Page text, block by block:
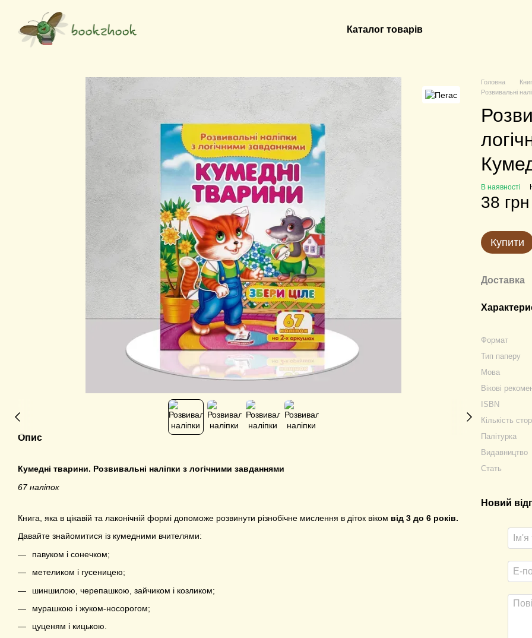
Каталог товарів
Опис
Кумедні тварини. Розвивальні наліпки з логічними завданнями
67 наліпок
Книга, яка в цікавій та лаконічній формі допоможе розвинути різнобічне мислення в діток віком від 3 до 6 років.
Давайте знайомитися із кумедними вчителями:
павуком і сонечком;
метеликом і гусеницею;
шиншилою, черепашкою, зайчиком і козликом;
мурашкою і жуком-носорогом;
цуценям і кицькою.
Головна
Розвивальні
В наявності
38 грн
Купити
Доставка
Формат
Тип паперу
Мова
Вікові
ISBN
Кількість
Палітурка
Видавництво
Стать
Новий